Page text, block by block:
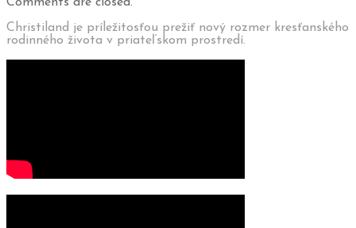
Christiland je príležitosťou prežiť nový rozmer kresťanského
rodinného života v priateľskom prostredí.